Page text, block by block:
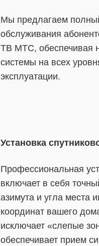
Мы предлагаем
обслуживания
ТВ МТС, обеспечивая
системы на всех
эксплуатации.
Установка
Профессиональная
включает в себя
азимута и угла места
координат вашего
исключает «слепые
обеспечивает прием